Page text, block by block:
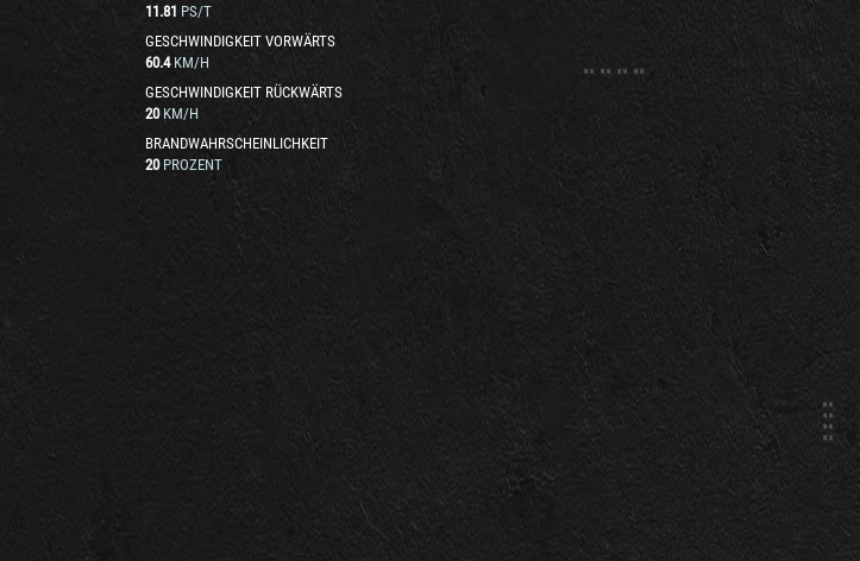
11.81 PS/T
GESCHWINDIGKEIT VORWÄRTS
60.4 KM/H
GESCHWINDIGKEIT RÜCKWÄRTS
20 KM/H
BRANDWAHRSCHEINLICHKEIT
20 PROZENT